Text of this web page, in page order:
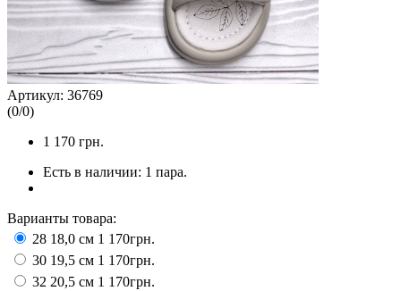
Артикул: 36769
(0/0)
1 170 грн.
Есть в наличии: 1 пара.
Варианты товара:
28 18,0 см 1 170грн.
30 19,5 см 1 170грн.
32 20,5 см 1 170грн.